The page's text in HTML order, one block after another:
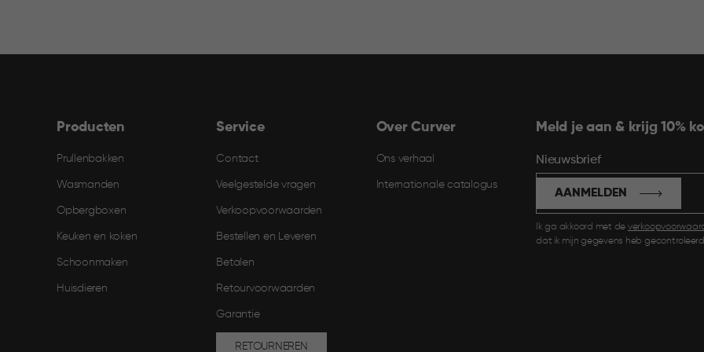
Producten
Prullenbakken
Wasmanden
Opbergboxen
Keuken en koken
Schoonmaken
Huisdieren
Service
Contact
Veelgestelde vragen
Verkoopvoorwaarden
Bestellen en Leveren​
Betalen
Retourvoorwaarden
Garantie
RETOURNEREN
Over Curver
Ons verhaal
Internationale catalogus
Meld je aan & krijg 10%
Nieuwsbrief
Ik ga akkoord met de
dat ik mijn gegevens heb
AANMELDEN